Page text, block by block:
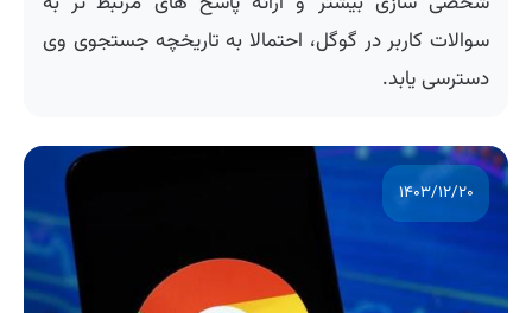
سوالات کاربر در گوگل، احتمالا به تاریخچه جستجوی وی
دسترسی یابد.
۱۴۰۳/۱۲/۲۰